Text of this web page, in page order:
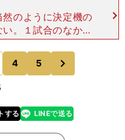
のように決定機の
。１試合のなかで
いる。シュート１
とまるで違ってく
書
4 5
する
line LINEで送る